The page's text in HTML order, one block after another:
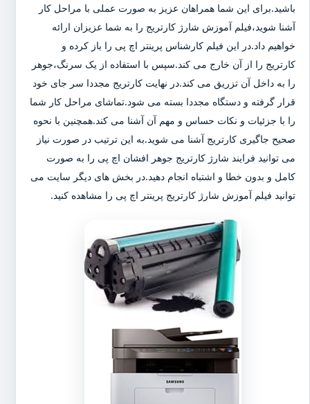
باشید.برای این شما همراهان عزیز به صورت عملی با مراحل کار
آشنا شوید،فیلم آموزش شارژ کارتریج را به شما عزیزان ارائه
خواهیم داد.در این فیلم کارشناس پرینتر اچ پی را باز کرده و
کارتریج را از آن خارج می کند.سپس با استفاده از یک سرنگ،جوهر
را به داخل آن تزریق می کند.در نهایت کارتریج مجددا سر جای خود
قرار گرفته و دستگاه مجددا بسته می شود.تماشای مراحل کار شما
را با جزئیات و نکات حساس و مهم آن آشنا می کند.همچنین با نحوه
صحیح جاگیری کارتریج آشنا می شوید.به این ترتیب در صورت نیاز
می توانید فرایند شارژ کارتریج جوهر افشان اچ پی را به صورت
کامل و بدون خطا و اشتباه انجام دهید.در بخش های دیگر سایت می
توانید فیلم آموزش شارژ کارتریج پرینتر اچ پی را مشاهده کنید.